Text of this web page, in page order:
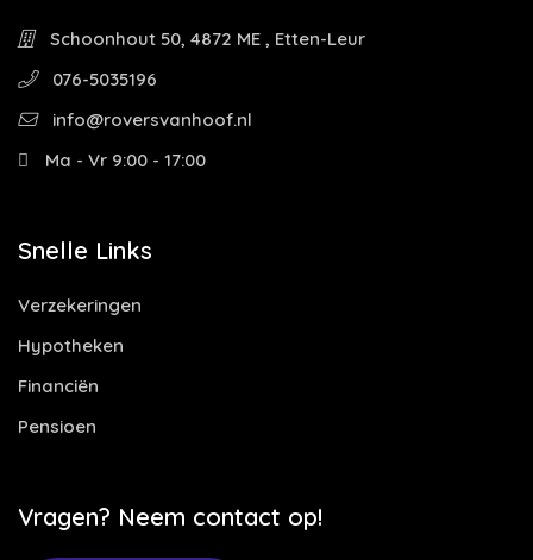
Schoonhout 50, 4872 ME , Etten-Leur
076-5035196
info@roversvanhoof.nl
Ma - Vr 9:00 - 17:00
Snelle Links
Verzekeringen
Hypotheken
Financiën
Pensioen
Vragen? Neem contact op!